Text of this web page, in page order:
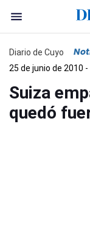
Diario de Cuyo
25 de junio de 2010 -
Suiza
quedó